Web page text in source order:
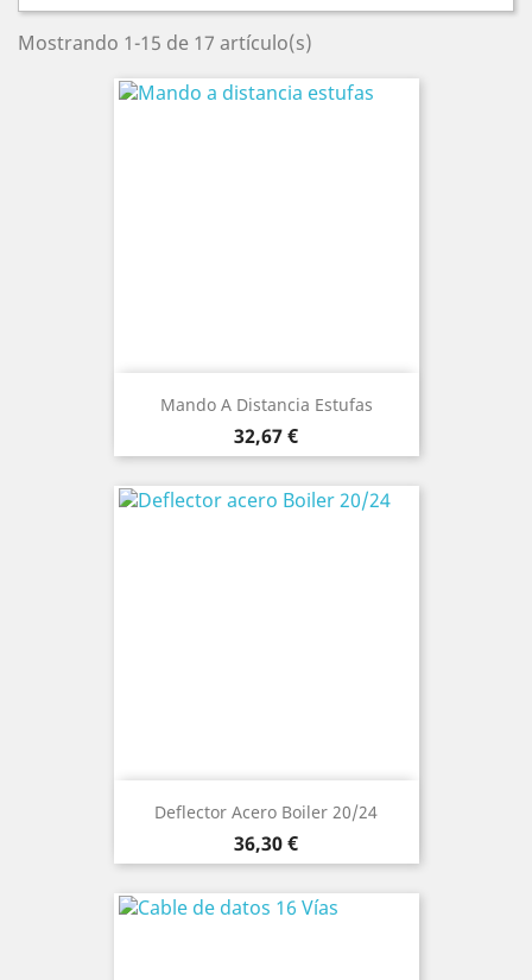
Mostrando 1-15 de 17 artículo(s)
Mando A Distancia Estufas
Precio
32,67 €
Deflector Acero Boiler 20/24
Precio
36,30 €